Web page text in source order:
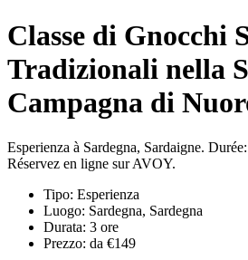
Classe di Gnocchi
Tradizionali nella
Campagna di
Esperienza à Sardegna, Sardaigne.
Réservez en ligne sur AVOY.
Tipo: Esperienza
Luogo: Sardegna, Sardegna
Durata: 3 ore
Prezzo: da €149